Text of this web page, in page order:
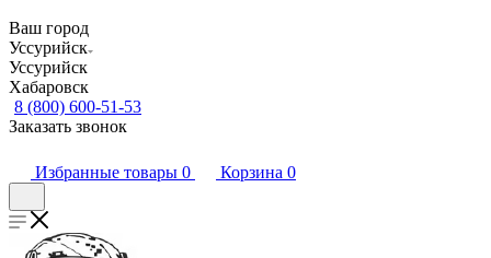
Ваш город
Уссурийск
Уссурийск
Хабаровск
8 (800) 600-51-53
Заказать звонок
Избранные товары 0 Корзина 0